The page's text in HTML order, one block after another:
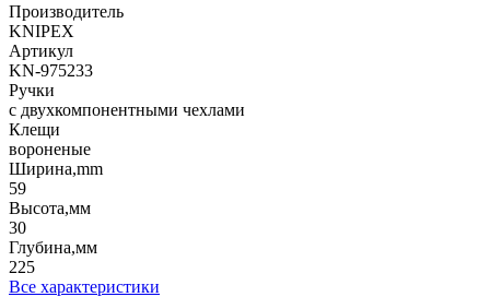
Производитель
KNIPEX
Артикул
KN-975233
Ручки
с двухкомпонентными чехлами
Клещи
вороненые
Ширина,mm
59
Высота,мм
30
Глубина,мм
225
Все характеристики